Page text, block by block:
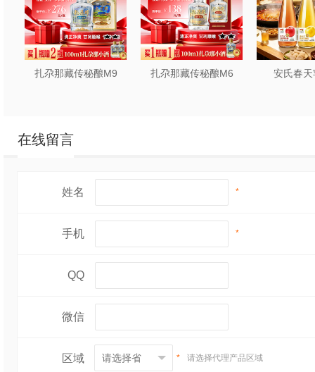
扎尕那藏传秘酿M9 扎尕那藏传秘酿M6 安氏春天
在线留言
姓名 *
手机 *
QQ
微信
区域 * 请选择代理产品区域